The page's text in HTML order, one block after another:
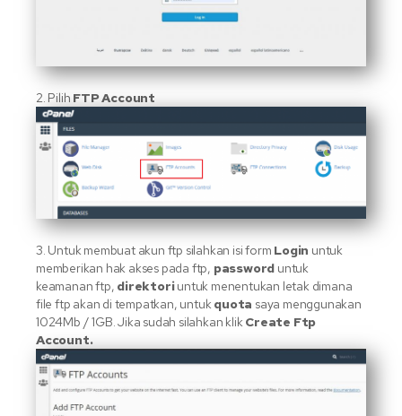
2. Pilih FTP Account
3. Untuk membuat akun ftp silahkan isi form Login untuk
memberikan hak akses pada ftp, password untuk
keamanan ftp, direktoriuntuk menentukan letak dimana
file ftp akan di tempatkan, untuk quota saya menggunakan
1024Mb / 1GB. Jika sudah silahkan klik Create Ftp
Account.